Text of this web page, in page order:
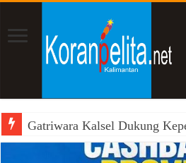
Gatriwara Kalsel Dukung